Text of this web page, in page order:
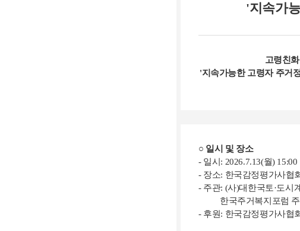
'지속가
고령친
'지속가능한 고령자 주거
○ 일시 및 장소
- 일시: 2026.7.13(월) 15:00
- 장소: 한국감정평가사협
- 주관: (사)대한국토·도시
한국주거복지포럼 주
- 후원: 한국감정평가사협회